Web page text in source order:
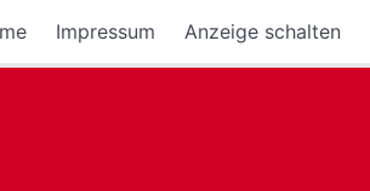
Impressum Anzeige schalten